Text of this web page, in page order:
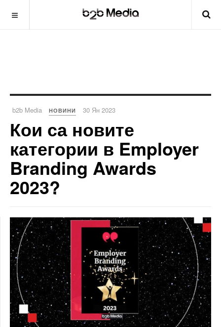
b2b Media НОВИНИ 30 Ян 2023
Кои са новите
категории в Employer
Branding Awards
2023?